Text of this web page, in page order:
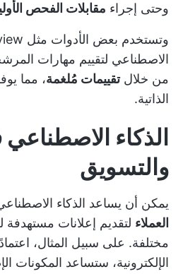
وحتى إجراء مقابلات الفحص
الاصطناعي لتقييم مهارات
من خلالتقييمات مُلغمة، مما
الذاتية.
الذكاء
والتسويق
يمكن أن يساعد الذكاء
العملاء لتقديم إعلانات مستهدفة
مختلفة. على سبيل المثال،
الإلكترونية، ستساعد المكونات